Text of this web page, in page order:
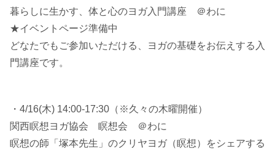
暮らしに生かす、体と心のヨガ入門講座 ＠わに
★イベントページ準備中
どなたでもご参加いただける、ヨガの基礎をお伝えする入
門講座です。
・4/16(木) 14:00-17:30（※久々の木曜開催）
関西瞑想ヨガ協会 瞑想会 ＠わに
瞑想の師「塚本先生」のクリヤヨガ（瞑想）をシェアする